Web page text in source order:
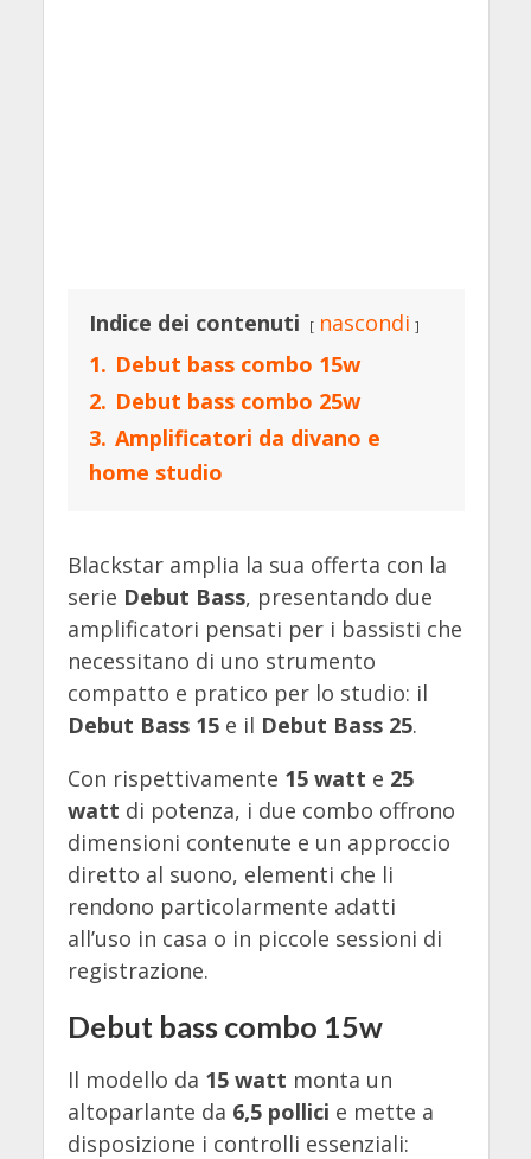
Indice dei contenuti
nascondi
1. Debut bass combo 15w
2. Debut bass combo 25w
3. Amplificatori da divano e
home studio
Blackstar amplia la sua offerta con la
serie Debut Bass, presentando due
amplificatori pensati per i bassisti che
necessitano di uno strumento
compatto e pratico per lo studio: il
Debut Bass 15e il Debut Bass 25.
Con rispettivamente 15 watt e 25
watt di potenza, i due combo offrono
dimensioni contenute e un approccio
diretto al suono, elementi che li
rendono particolarmente adatti
all’uso in casa o in piccole sessioni di
registrazione.
Debut bass combo 15w
Il modello da 15 watt monta un
altoparlante da 6,5 pollici e mette a
disposizione i controlli essenziali: